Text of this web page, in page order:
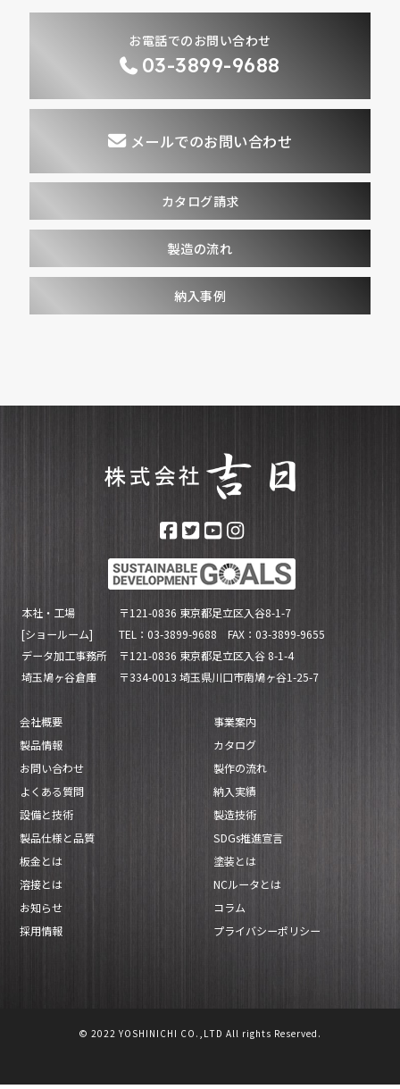
お電話でのお問い合わせ
03-3899-9688
メールでのお問い合わせ
カタログ請求
製造の流れ
納入事例
本社・工場
[ショールーム]
〒121-0836 東京都足立区入谷8-1-7
TEL：03-3899-9688 FAX：03-3899-9655
データ加工事務所
〒121-0836 東京都足立区入谷 8-1-4
埼玉鳩ヶ谷倉庫
〒334-0013 埼玉県川口市南鳩ヶ谷1-25-7
会社概要
事業案内
製品情報
カタログ
お問い合わせ
製作の流れ
よくある質問
納入実績
設備と技術
製造技術
製品仕様と品質
SDGs推進宣言
板金とは
塗装とは
溶接とは
NCルータとは
お知らせ
コラム
採用情報
プライバシーポリシー
© 2022 YOSHINICHI CO.,LTD All rights Reserved.